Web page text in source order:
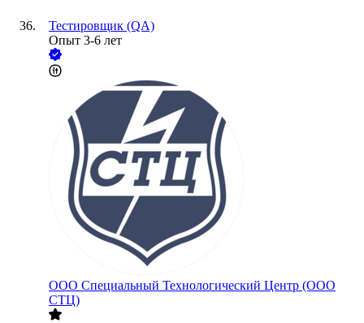
Тестировщик (QA)
Опыт 3-6 лет
ООО Специальный Технологический Центр (ООО
СТЦ)